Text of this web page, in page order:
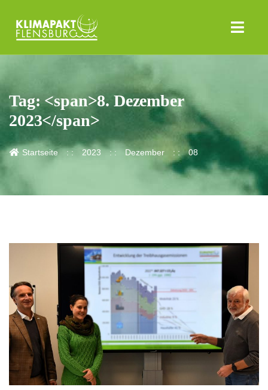
Tag: <span>8. Dezember
2023</span>
Startseite 2023 Dezember 08